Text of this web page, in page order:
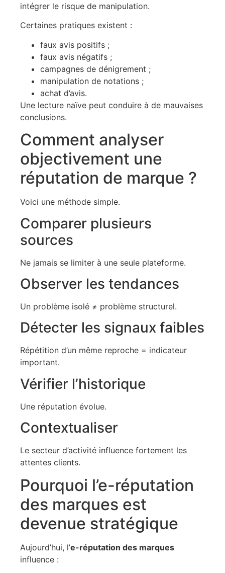
intégrer le risque de manipulation.
Certaines pratiques existent :
faux avis positifs ;
faux avis négatifs ;
campagnes de dénigrement ;
manipulation de notations ;
achat d’avis.
Une lecture naïve peut conduire à de mauvaises
conclusions.
Comment analyser
objectivement une
réputation de marque ?
Voici une méthode simple.
Comparer plusieurs
sources
Ne jamais se limiter à une seule plateforme.
Observer les tendances
Un problème isolé ≠ problème structurel.
Détecter les signaux faibles
Répétition d’un même reproche = indicateur
important.
Vérifier l’historique
Une réputation évolue.
Contextualiser
Le secteur d’activité influence fortement les
attentes clients.
Pourquoi l’e-réputation
des marques est
devenue stratégique
Aujourd’hui, l’e-réputation des marques
influence :